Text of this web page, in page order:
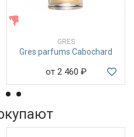
GRES
Gres parfums Cabochard
от 2 460 ₽